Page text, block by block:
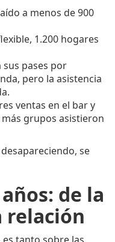
a menos de 900
1.200 hogares
pases por
pero la asistencia
ventas en el bar y
más grupos asistieron
se
de la
relación
tanto sobre las